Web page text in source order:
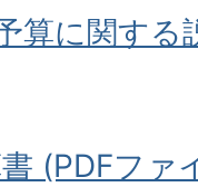
算に関する
(PDFファ